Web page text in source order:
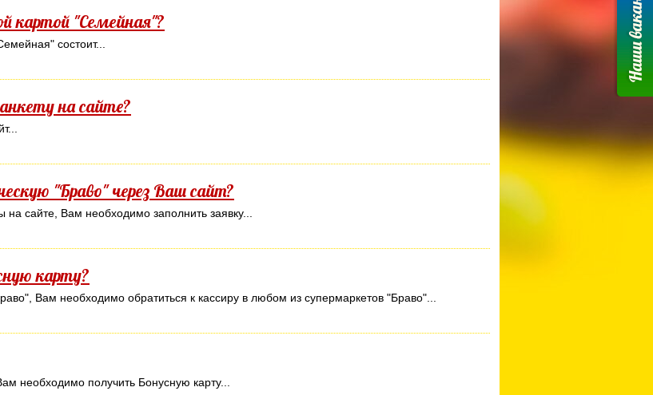
картой "Семейная"?
состоит...
на сайте?
"Браво" через Ваш сайт?
сайте, Вам необходимо заполнить заявку...
карту?
Вам необходимо обратиться к кассиру в любом из супермаркетов "Браво"...
необходимо получить Бонусную карту...